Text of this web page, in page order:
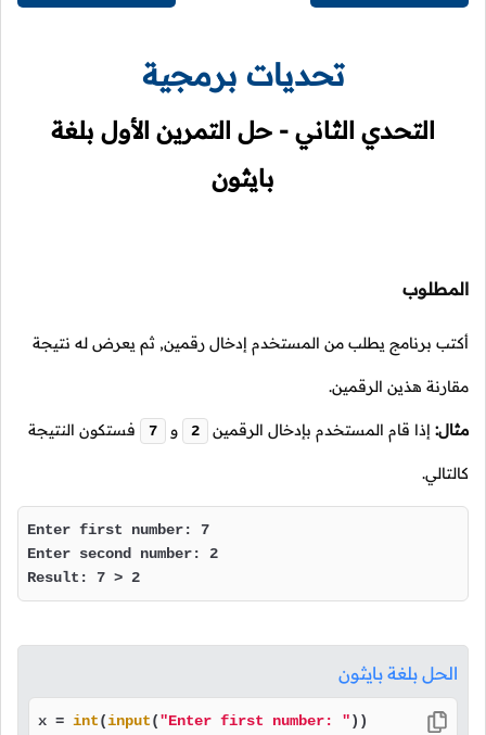
تحديات برمجية
التحدي الثاني - حل التمرين الأول بلغة
بايثون
المطلوب
أكتب برنامج يطلب من المستخدم إدخال رقمين, ثم يعرض له نتيجة
مقارنة هذين الرقمين.
مثال: إذا قام المستخدم بإدخال الرقمين 2 و 7 فستكون النتيجة
كالتالي.
Enter first number: 7
Enter second number: 2
Result: 7 > 2
الحل بلغة بايثون
x = int(input("Enter first number: "))